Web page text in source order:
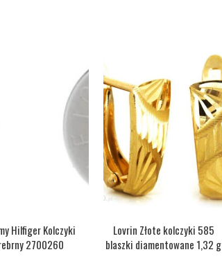
Hilfiger Kolczyki
2700260
Lovrin Złote kolczyki 585
blaszki diamentowane 1,32 g